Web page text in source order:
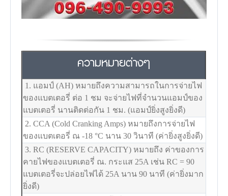
ความหมายต่างๆ
1. แอมป์ (AH) หมายถึงความสามารถในการจ่ายไฟ
ของแบตเตอรี่ ต่อ 1 ชม จะจ่ายไฟที่จำนวนแอมป์ของ
แบตเตอรี่ นานติดต่อกัน 1 ชม. (แอมป์ยิ่งสูงยิ่งดี)
2. CCA (Cold Cranking Amps) หมายถึงการจ่ายไฟ
ของแบตเตอรี่ ณ -18 °C นาน 30 วินาที (ค่ายิ่งสูงยิ่งดี)
3. RC (RESERVE CAPACITY) หมายถึง ค่าของการ
คายไฟของแบตเตอรี่ ณ. กระแส 25A เช่น RC = 90
แบตเตอรี่จะปล่อยไฟได้ 25A นาน 90 นาที (ค่ายิ่งมาก
ยิ่งดี)